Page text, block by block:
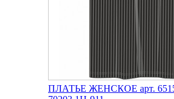
ПЛАТЬЕ ЖЕНСКОЕ арт.